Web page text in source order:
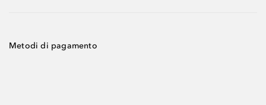
Metodi di pagamento